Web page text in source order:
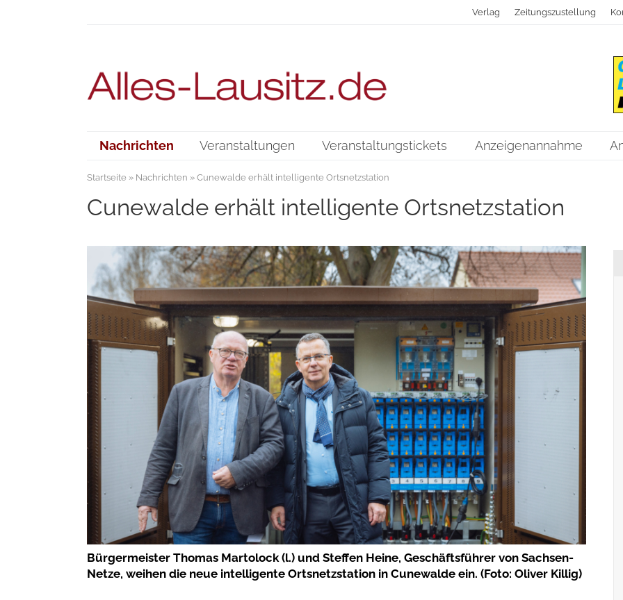
Verlag Zeitungszustellung
Nachrichten Veranstaltungen Veranstaltungstickets Anzeigenannahme
Startseite» Nachrichten » Cunewalde erhält intelligente Ortsnetzstation
Cunewalde erhält intelligente Ortsnetzstation
Bürgermeister Thomas Martolock (l.) und Steffen Heine, Geschäftsführer von Sachsen-
Netze, weihen die neue intelligente Ortsnetzstation in Cunewalde ein. (Foto: Oliver Killig)